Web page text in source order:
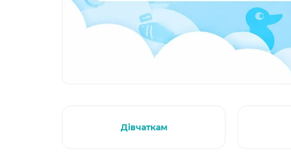
Дівчаткам